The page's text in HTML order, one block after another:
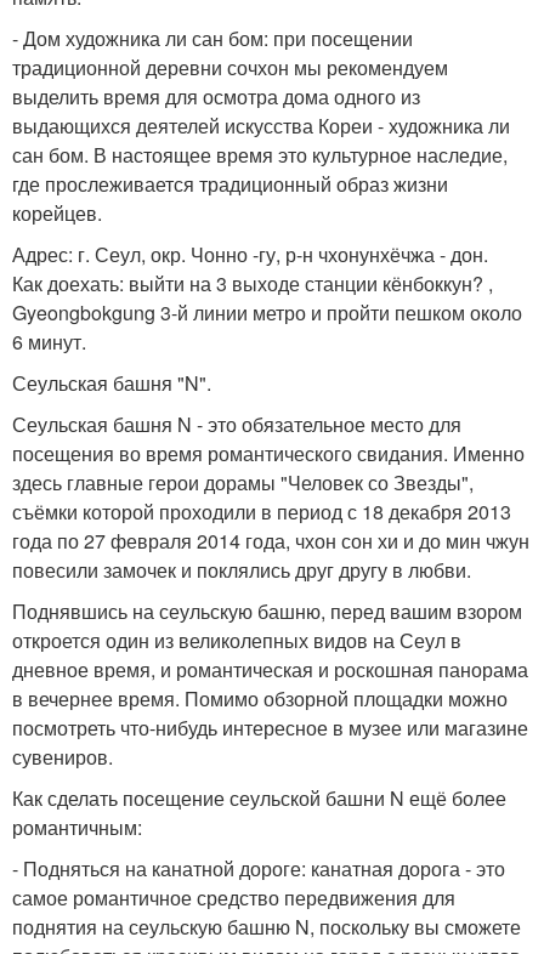
- Дом художника ли сан бом: при посещении
традиционной деревни сочхон мы рекомендуем
выделить время для осмотра дома одного из
выдающихся деятелей искусства Кореи - художника ли
сан бом. В настоящее время это культурное наследие,
где прослеживается традиционный образ жизни
корейцев.
Адрес: г. Сеул, окр. Чонно -гу, р-н чхонунхёчжа - дон.
Как доехать: выйти на 3 выходе станции кёнбоккун? ,
Gyeongbokgung 3-й линии метро и пройти пешком около
6 минут.
Сеульская башня "N".
Сеульская башня N - это обязательное место для
посещения во время романтического свидания. Именно
здесь главные герои дорамы "Человек со Звезды",
съёмки которой проходили в период с 18 декабря 2013
года по 27 февраля 2014 года, чхон сон хи и до мин чжун
повесили замочек и поклялись друг другу в любви.
Поднявшись на сеульскую башню, перед вашим взором
откроется один из великолепных видов на Сеул в
дневное время, и романтическая и роскошная панорама
в вечернее время. Помимо обзорной площадки можно
посмотреть что-нибудь интересное в музее или магазине
сувениров.
Как сделать посещение сеульской башни N ещё более
романтичным:
- Подняться на канатной дороге: канатная дорога - это
самое романтичное средство передвижения для
поднятия на сеульскую башню N, поскольку вы сможете